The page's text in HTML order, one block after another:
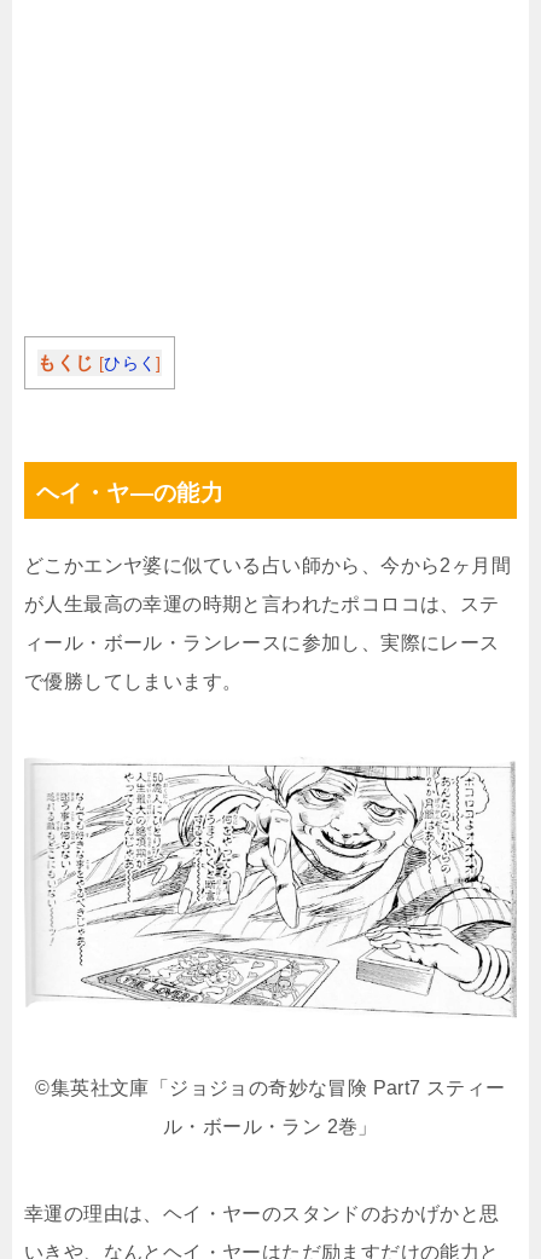
もくじ [ひらく]
ヘイ・ヤ―の能力
どこかエンヤ婆に似ている占い師から、今から2ヶ月間
が人生最高の幸運の時期と言われたポコロコは、ステ
ィール・ボール・ランレースに参加し、実際にレース
で優勝してしまいます。
©集英社文庫「ジョジョの奇妙な冒険 Part7 スティー
ル・ボール・ラン 2巻」
幸運の理由は、ヘイ・ヤーのスタンドのおかげかと思
いきや、なんとヘイ・ヤーはただ励ますだけの能力と